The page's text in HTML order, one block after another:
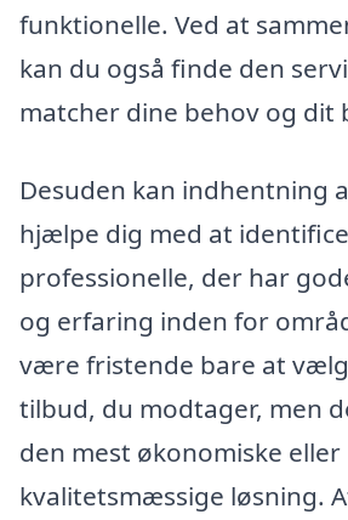
funktionelle. Ved at
kan du også finde den
matcher dine behov og dit
Desuden kan indhentning
hjælpe dig med at
professionelle, der har
og erfaring inden for
være fristende bare at
tilbud, du modtager, men
den mest økonomiske eller
kvalitetsmæssige løsning.